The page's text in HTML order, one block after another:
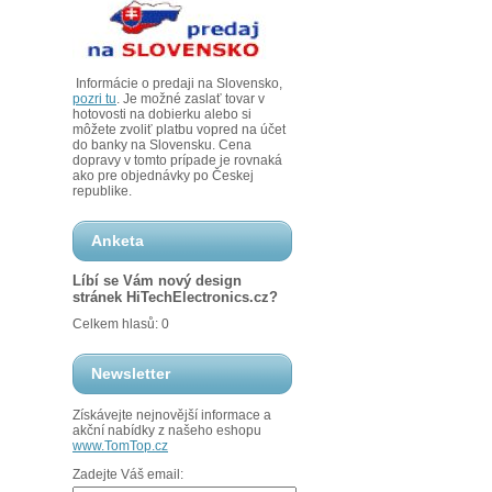
Informácie o predaji na Slovensko,
pozri tu. Je možné zaslať tovar v
hotovosti na dobierku alebo si
môžete zvoliť platbu vopred na účet
do banky na Slovensku. Cena
dopravy v tomto prípade je rovnaká
ako pre objednávky po Českej
republike.
Anketa
Líbí se Vám nový design
stránek HiTechElectronics.cz?
Celkem hlasů: 0
Newsletter
Získávejte nejnovější informace a
akční nabídky z našeho eshopu
www.TomTop.cz
Zadejte Váš email: